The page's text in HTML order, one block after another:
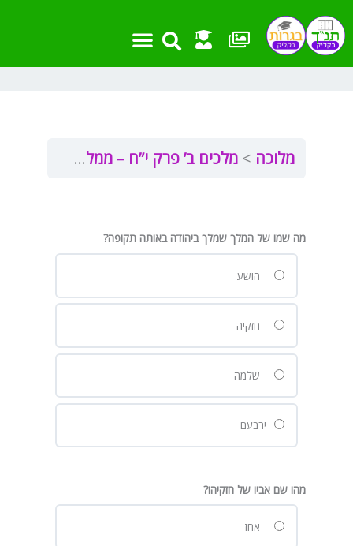
לתוכן
מלוכה מלכים ב’ פרק י”ח – ממלכתי
מה שמו של המלך שמלך ביהודה באותה תקופה?
הושע
חזקיה
שלמה
ירבעם
מהו שם אביו של חזקיהו?
אחז